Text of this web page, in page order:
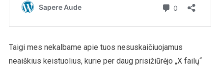
Taigi mes nekalbame apie tuos nesuskaičiuojamus
neaiškius keistuolius, kurie per daug prisižiūrėjo „X failų“